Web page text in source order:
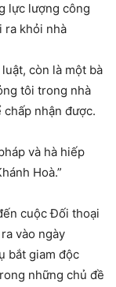
lực lượng công
ra khỏi nhà
còn là một bà
tôi trong nhà
nhận được.
và hà hiếp
Hoà.”
cuộc Đối thoại
vào ngày
bắt giam độc
những chủ đề